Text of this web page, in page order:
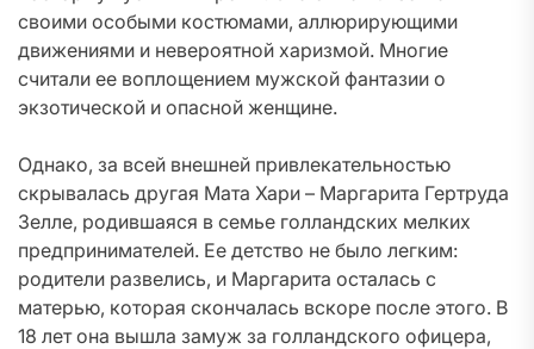
своими особыми костюмами, аллюрирующими
движениями и невероятной харизмой. Многие
считали ее воплощением мужской фантазии о
экзотической и опасной женщине.
Однако, за всей внешней привлекательностью
скрывалась другая Мата Хари – Маргарита Гертруда
Зелле, родившаяся в семье голландских мелких
предпринимателей. Ее детство не было легким:
родители развелись, и Маргарита осталась с
матерью, которая скончалась вскоре после этого. В
18 лет она вышла замуж за голландского офицера,